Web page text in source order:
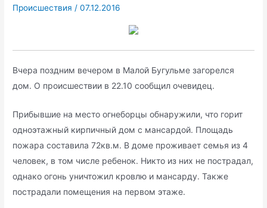
Происшествия /07.12.2016
Вчера поздним вечером в Малой Бугульме загорелся
дом. О происшествии в 22.10 сообщил очевидец.
Прибывшие на место огнеборцы обнаружили, что горит
одноэтажный кирпичный дом с мансардой. Площадь
пожара составила 72кв.м. В доме проживает семья из 4
человек, в том числе ребенок. Никто из них не пострадал,
однако огонь уничтожил кровлю и мансарду. Также
пострадали помещения на первом этаже.